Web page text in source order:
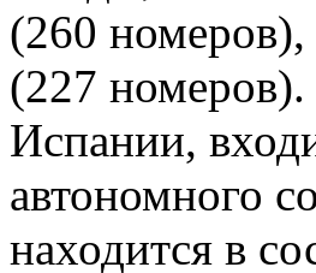
(260
(227
Испании,
автономного
находится в